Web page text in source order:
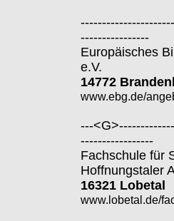
----------------
Europäisches
e.V.
14772
www.ebg.de/
---
-----------------
Fachschule für
Hoffnungstaler
16321 Lobetal
www.lobetal.de/